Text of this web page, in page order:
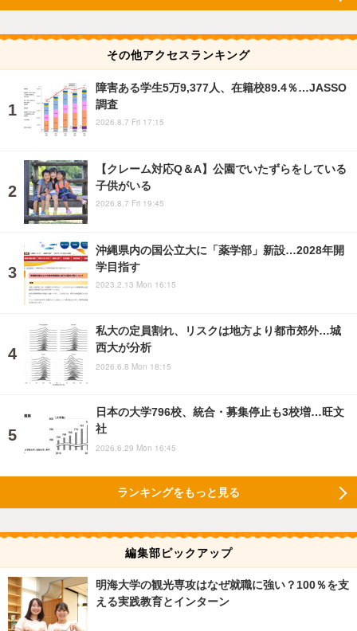
その他アクセスランキング
障害ある学生5万9,377人、在籍校89.4％…JASSO
調査
2026.8.7 Fri 17:15
【クレーム対応Q＆A】公園でいたずらをしている
子供がいる
2026.8.7 Fri 19:45
沖縄県内の国公立大に「薬学部」新設…2028年開
学目指す
2023.2.13 Mon 16:15
私大の定員割れ、リスクは地方より都市郊外…城
西大が分析
2026.6.8 Mon 18:15
日本の大学796校、統合・募集停止も3校増…旺文
社
2026.6.29 Mon 16:45
ランキングをもっと見る
編集部ピックアップ
明海大学の観光専攻はなぜ就職に強い？100％を支
える実践教育とインターン